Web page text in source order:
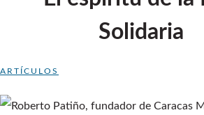
Solidaria
ARTÍCULOS